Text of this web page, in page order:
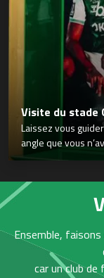
Visite du stade
Laissez vous
angle que vous
Ensemble,
car un club